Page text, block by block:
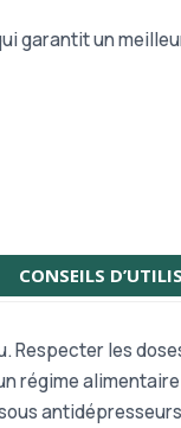
garantit un
CONSEILS
Respecter les